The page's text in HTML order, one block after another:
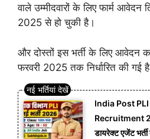
वाले उम्मीदवारों के लिए फार्म
2025 से हो चुकी है।
और दोस्तों इस भर्ती के लिए आवेदन
फरवरी 2025 तक निर्धारित की गई
India Post
Recruitment
डायरेक्ट एजेंट